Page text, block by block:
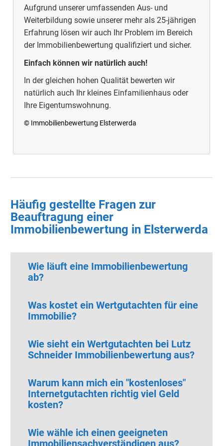
Aufgrund unserer umfassenden Aus- und
Weiterbildung sowie unserer mehr als 25-jährigen
Erfahrung lösen wir auch Ihr Problem im Bereich
der Immobilienbewertung qualifiziert und sicher.
Einfach können wir natürlich auch!
In der gleichen hohen Qualität bewerten wir
natürlich auch Ihr kleines Einfamilienhaus oder
Ihre Eigentumswohnung.
© Immobilienbewertung Elsterwerda
Häufig gestellte Fragen zur
Beauftragung einer
Immobilienbewertung in Elsterwerda
Wie läuft eine Immobilienbewertung
ab?
Was kostet ein Wertgutachten für eine
Immobilie?
Wie sieht ein Wertgutachten bei Lutz
Schneider Immobilienbewertung aus?
Warum kann mich ein "kostenloses"
Internetgutachten richtig viel Geld
kosten?
Wie wähle ich einen geeigneten
Immobiliensachverständigen aus?